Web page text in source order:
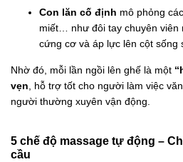
Con lăn cố định mô phỏng
miết… như đôi tay chuyên viên
cứng cơ và áp lực lên cột sống
Nhờ đó, mỗi lần ngồi lên ghế là một
vẹn, hỗ trợ tốt cho người làm việc
người thường xuyên vận động.
5 chế độ massage tự động –
cầu